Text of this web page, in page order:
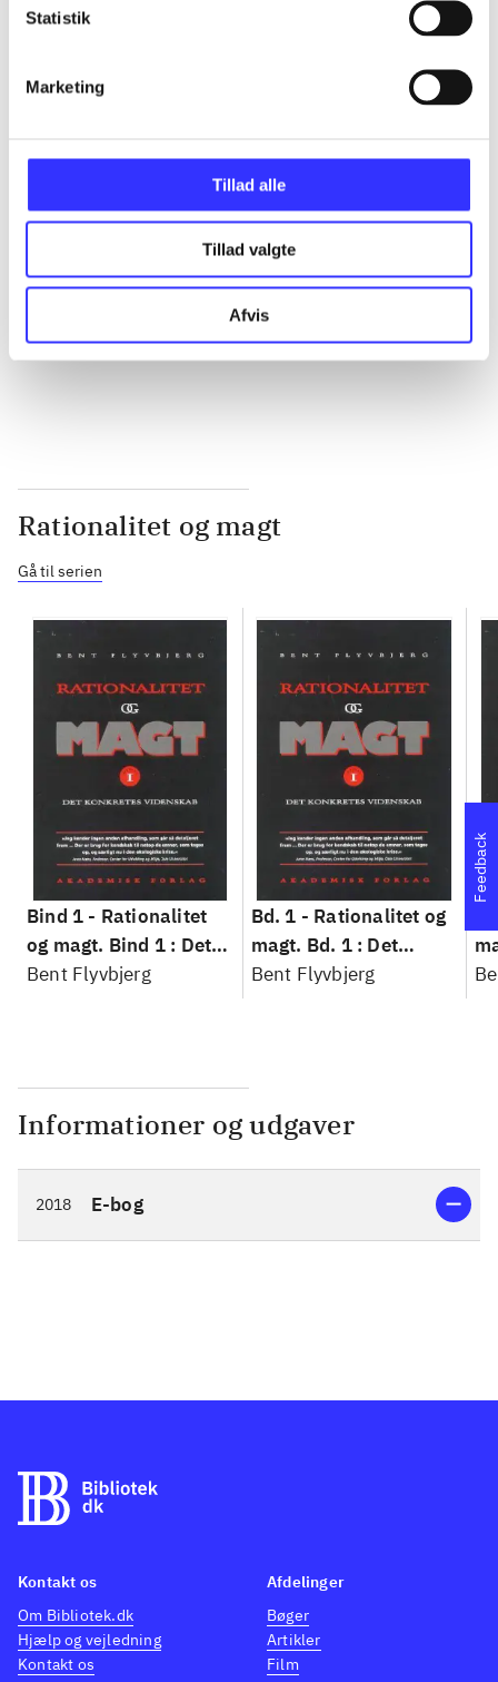
Statistik
Marketing
Tillad alle
Tillad valgte
Afvis
Alle registrerede artikler fordelt på udgivelser
...
...
...
Rationalitet og magt
Gå til serien
Bind 1 - Rationalitet
og magt. Bind 1 : Det
konkretes videnskab
Bent Flyvbjerg
Bd. 1 - Rationalitet og
magt. Bd. 1 : Det
konkretes videnskab
Bent Flyvbjerg
Informationer og udgaver
2018 E-bog
Feedback
Kontakt os
Om Bibliotek.dk
Hjælp og vejledning
Kontakt os
Afdelinger
Bøger
Artikler
Film